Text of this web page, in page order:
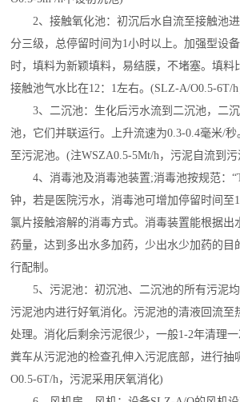
2、接触氧化池：初沉后水自流至接触池进
分三级，总停留时间为1小时以上。加强型设
时，填料为新颖填料，易结膜，不堵塞。填料
接触池气水比在12：1左右。(SLZ-A/O0.5-6T/
3、
二沉池 ：生化后污水流到二沉池，二
池，它们并联运行。上升流速为0.3-0.4毫米/
至污泥池。(注WSZA0.5-5Mt/h，污泥自流到
4、消毒池及消毒池装置;消毒池按规范：
钟，若是 医院污水 ，消毒池可增加停留时间至
氯片接触溶解的消毒方式。消毒装置能根据出
药量，达到多出水多加药，少出水少加药的目
行配制。
5、污泥池：初沉池、二沉池的所有污泥均
污泥池内进行好氧消化。污泥池的清液回流至
处理。消化后剩余污泥很少，一般1-2年清理
粪车从污泥池的检查孔伸入污泥底部，进行
O0.5-6T/h，污泥采用厌氧消化)